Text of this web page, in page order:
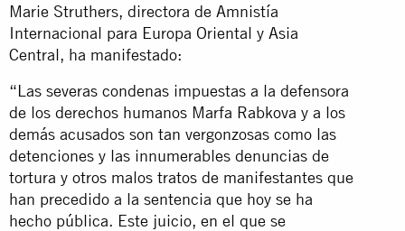
Marie Struthers, directora de Amnistía
Internacional para Europa Oriental y Asia
Central, ha manifestado:
“Las severas condenas impuestas a la defensora
de los derechos humanos Marfa Rabkova y a los
demás acusados son tan vergonzosas como las
detenciones y las innumerables denuncias de
tortura y otros malos tratos de manifestantes que
han precedido a la sentencia que hoy se ha
hecho pública. Este juicio, en el que se